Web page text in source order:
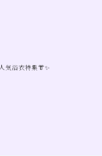
気浴衣特集👘✨